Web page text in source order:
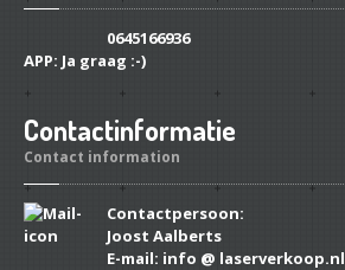
0645166936
APP: Ja graag :-)
Contactinformatie
Contact information
Contactpersoon:
Joost Aalberts
E-mail: info @ laserverkoop.nl